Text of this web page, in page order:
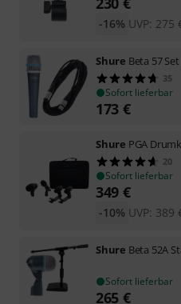
UVP: 275
-16%
Shure Beta 57 Set
35
Sofort lieferbar
173 €
Shure PGA
20
Sofort lieferbar
349 €
UVP: 389
-10%
Shure Beta 52A
Sofort lieferbar
265 €